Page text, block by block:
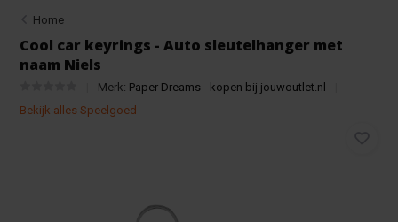
Home
Cool car keyrings - Auto sleutelhanger met
naam Niels
Merk: Paper Dreams - kopen bij jouwoutlet.nl
Bekijk alles Speelgoed